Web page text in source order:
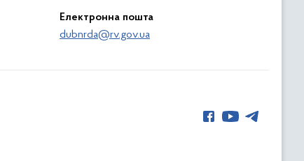
Електронна пошта
dubnrda@rv.gov.ua